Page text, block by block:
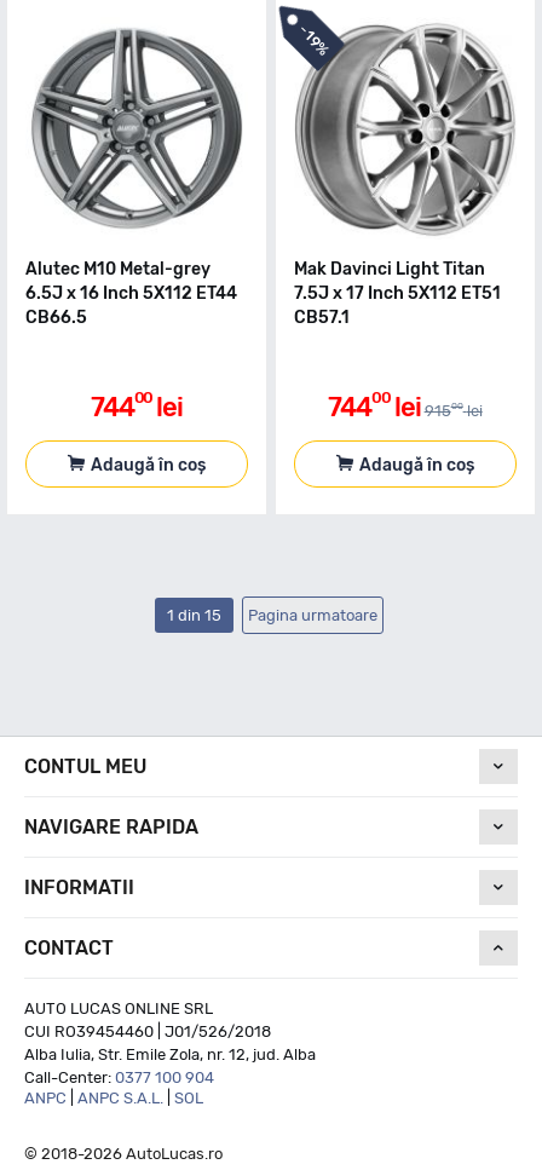
Alutec M10 Metal-grey
6.5J x 16 Inch 5X112 ET44
CB66.5
74400 lei
Adaugă în coș
-19%
Mak Davinci Light Titan
7.5J x 17 Inch 5X112 ET51
CB57.1
74400 lei 91500 lei
Adaugă în coș
1 din 15 Pagina urmatoare
CONTUL MEU
NAVIGARE RAPIDA
INFORMATII
CONTACT
AUTO LUCAS ONLINE SRL
CUI RO39454460 | J01/526/2018
Alba Iulia, Str. Emile Zola, nr. 12, jud. Alba
Call-Center: 0377 100 904
ANPC
ANPC S.A.L. SOL
© 2018-2026 AutoLucas.ro